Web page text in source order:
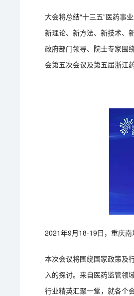
大会将总结“十三五”医药事
新理论、新方法、新技术、
政府部门领导、院士专家围
会第五次会议及第五届浙江
2021年9月18-19日，重庆
本次会议将围绕国家政策及
入的探讨。来自医药监管领
行业精英汇聚一堂，就各个